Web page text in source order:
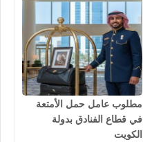
مطلوب عامل حمل الأمتعة
في قطاع الفنادق بدولة
الكويت